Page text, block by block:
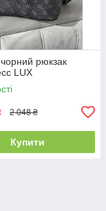
рюкзак
LUX
2 048 ₴
Купити